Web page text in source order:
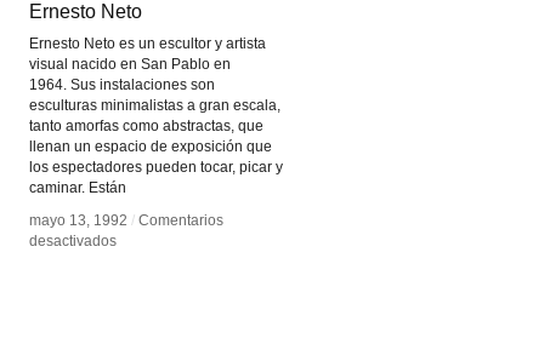
Ernesto Neto
Ernesto Neto es un escultor y artista
visual nacido en San Pablo en
1964. Sus instalaciones son
esculturas minimalistas a gran escala,
tanto amorfas como abstractas, que
llenan un espacio de exposición que
los espectadores pueden tocar, picar y
caminar. Están
mayo 13, 1992 / Comentarios
desactivadosen
Ernesto Neto
mayo 13, 1992 / Comentarios
desactivadosen